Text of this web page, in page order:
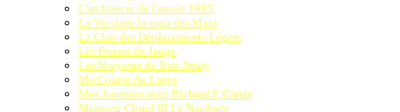
L'architecte de l'année 1985
La Vie dans la cour des Maxi
Le Clan des Déplacements Légers
Les Bosses de Jauge
Les Noryema de Ron Amey
Ma Course Au Large
Mes Journées avec Richard E.Carter
Morning Cloud III Le Naufrage